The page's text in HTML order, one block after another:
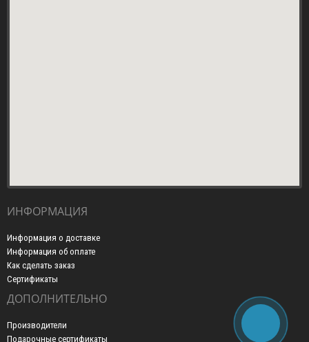
ИНФОРМАЦИЯ
Информация о доставке
Информация об оплате
Как сделать заказ
Сертификаты
ДОПОЛНИТЕЛЬНО
Производители
Подарочные сертификаты